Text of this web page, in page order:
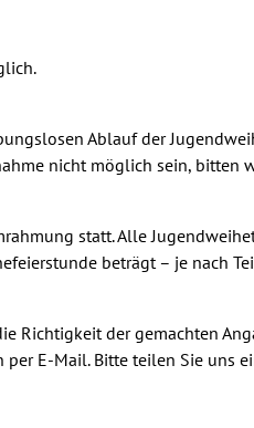
Ablauf der
nicht möglich sein, bitten
statt. Alle
beträgt – je nach
der gemachten
E-Mail. Bitte teilen Sie uns